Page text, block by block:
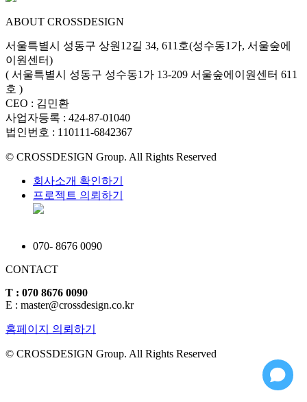
ABOUT CROSSDESIGN
서울특별시 성동구 상원12길 34, 611호(성수동1가, 서울숲에
이원센터)
( 서울특별시 성동구 성수동1가 13-209 서울숲에이원센터 611
호 )
CEO : 김민환
사업자등록 : 424-87-01040
법인번호 : 110111-6842367
© CROSSDESIGN Group. All Rights Reserved
회사소개 확인하기
프로젝트 의뢰하기
070- 8676 0090
CONTACT
T : 070 8676 0090
E : master@crossdesign.co.kr
홈페이지 의뢰하기
© CROSSDESIGN Group. All Rights Reserved